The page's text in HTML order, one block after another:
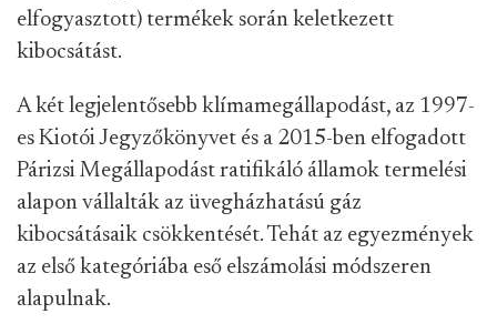
elfogyasztott) termékek során keletkezett
kibocsátást.
A két legjelentősebb klímamegállapodást, az 1997-
es Kiotói Jegyzőkönyvet és a 2015-ben elfogadott
Párizsi Megállapodást ratifikáló államok termelési
alapon vállalták az üvegházhatású gáz
kibocsátásaik csökkentését. Tehát az egyezmények
az első kategóriába eső elszámolási módszeren
alapulnak.